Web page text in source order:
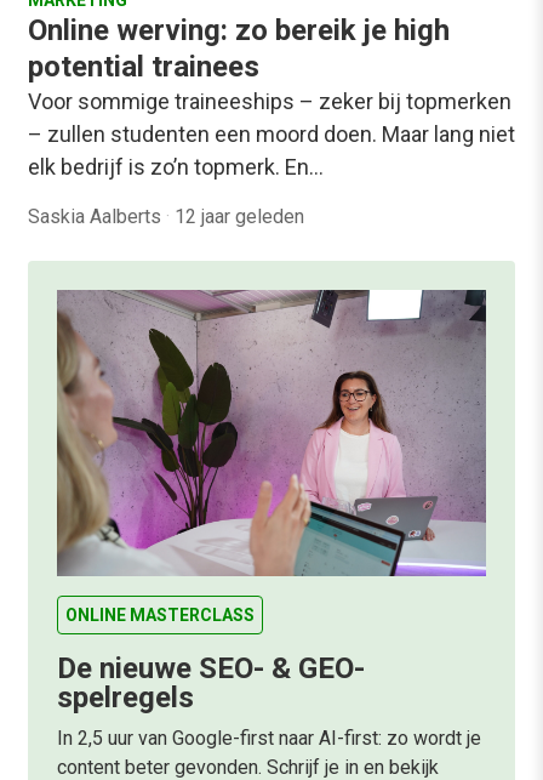
Online werving: zo bereik je high
potential trainees
Voor sommige traineeships – zeker bij topmerken
– zullen studenten een moord doen. Maar lang niet
elk bedrijf is zo’n topmerk. En…
Saskia Aalberts · 12 jaar geleden
ONLINE MASTERCLASS
De nieuwe SEO- & GEO-
spelregels
In 2,5 uur van Google-first naar AI-first: zo wordt je
content beter gevonden. Schrijf je in en bekijk